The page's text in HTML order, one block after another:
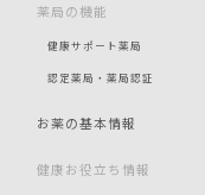
薬局の機能
健康サポート薬局
認定薬局・薬局認証
お薬の基本情報
健康お役立ち情報